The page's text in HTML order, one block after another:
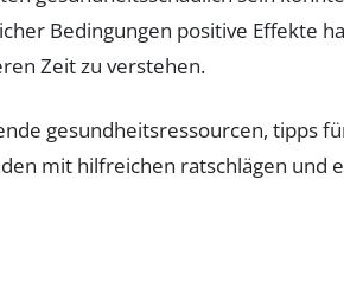
Bedingungen positive Effekte
Zeit zu verstehen.